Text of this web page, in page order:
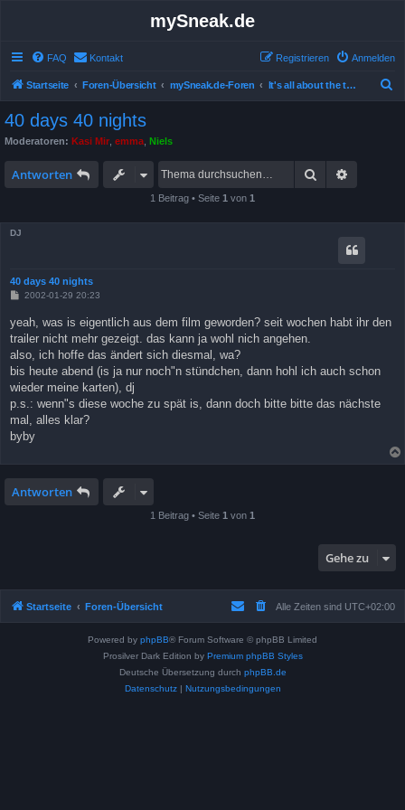
mySneak.de
FAQ Kontakt Anmelden
Registrieren
Startseite Foren-Übersicht mySneak.de-Foren It's all about the trailers!
40 days 40 nights
Moderatoren: Kasi Mir emma Niels
Antworten Suche
1 Beitrag • Seite 1 von 1
DJ
40 days 40 nights
B
t
r
g
2002-01-29 20:23
yeah, was is eigentlich aus dem film geworden? seit wochen habt ihr den
trailer nicht mehr gezeigt. das kann ja wohl nich angehen.
also, ich hoffe das ändert sich diesmal, wa?
bis heute abend (is ja nur noch"n stündchen, dann hohl ich auch schon
wieder meine karten), dj
p.s.: wenn"s diese woche zu spät is, dann doch bitte bitte das nächste
mal, alles klar?
byby
Antworten
1 Beitrag • Seite 1 von 1
Gehe zu
Startseite Foren-Übersicht Alle Zeiten sind UTC+02:00
Powered by phpBB® Forum Software © phpBB Limited
Prosilver Dark Edition by Premium phpBB Styles
Deutsche Übersetzung durch phpBB.de
Datenschutz| Nutzungsbedingungen